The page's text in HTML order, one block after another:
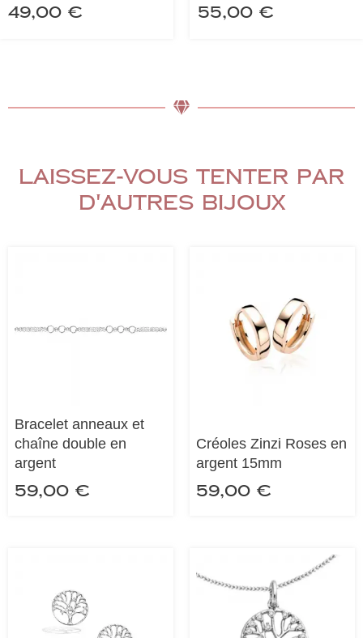
49,00 € 55,00 €
Laissez-vous tenter par
d'autres bijoux
Bracelet anneaux et
chaîne double en
argent
59,00 €
Créoles Zinzi Roses en
argent 15mm
59,00 €